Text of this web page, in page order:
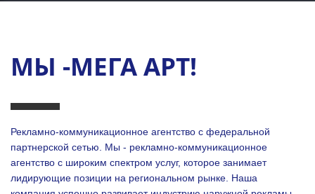
МЫ -МЕГА АРТ!
Рекламно-коммуникационное агентство с федеральной
партнерской сетью. Мы - рекламно-коммуникационное
агентство с широким спектром услуг, которое занимает
лидирующие позиции на региональном рынке. Наша